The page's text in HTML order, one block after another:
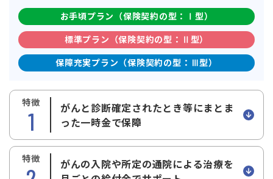
お手頃プラン （保険契約の型：Ⅰ型）
標準プラン （保険契約の型：Ⅱ型）
保障充実プラン （保険契約の型：Ⅲ型）
特徴
1
がんと診断確定されたとき等にまとま
った一時金で保障
特徴
がんの入院や所定の通院による治療を